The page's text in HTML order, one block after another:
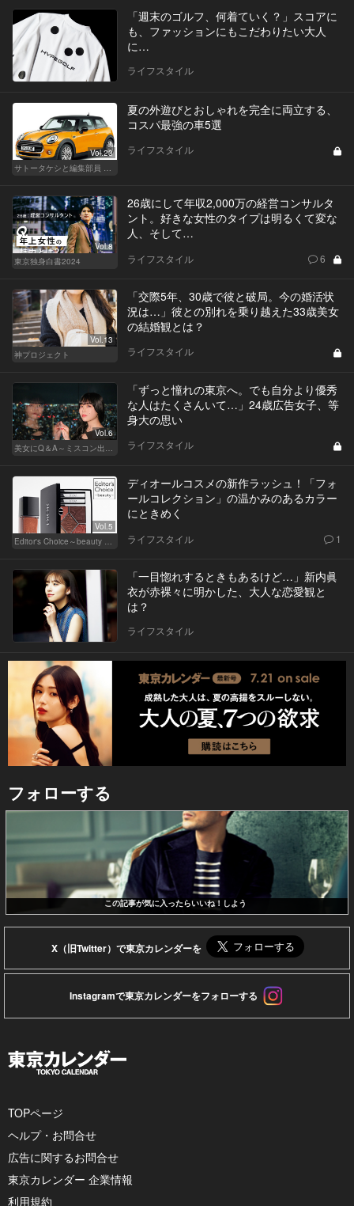
「週末のゴルフ、何着ていく？」スコアに
も、ファッションにもこだわりたい大人
に…
ライフスタイル
Vol.23
夏の外遊びとおしゃれを完全に両立する、
コスパ最強の車5選
ライフスタイル
Vol.8
東京独身白書2024
26歳にして年収2,000万の経営コンサルタ
ント。好きな女性のタイプは明るくて変な
人、そして…
ライフスタイル 6
Vol.13
神プロジェクト
「交際5年、30歳で彼と破局。今の婚活状
況は…」彼との別れを乗り越えた33歳美女
の結婚観とは？
ライフスタイル
Vol.6
「ずっと憧れの東京へ。でも自分より優秀
な人はたくさんいて…」24歳広告女子、等
身大の思い
ライフスタイル
Vol.5
ディオールコスメの新作ラッシュ！「フォ
ールコレクション」の温かみのあるカラー
にときめく
ライフスタイル 1
「一目惚れするときもあるけど…」新内眞
衣が赤裸々に明かした、大人な恋愛観と
は？
ライフスタイル
フォローする
この記事が気に入ったらいいね！しよう
X（旧Twitter）で東京カレンダーを
Instagramで東京カレンダーをフォローする
TOPページ
ヘルプ・お問合せ
広告に関するお問合せ
東京カレンダー 企業情報
利用規約